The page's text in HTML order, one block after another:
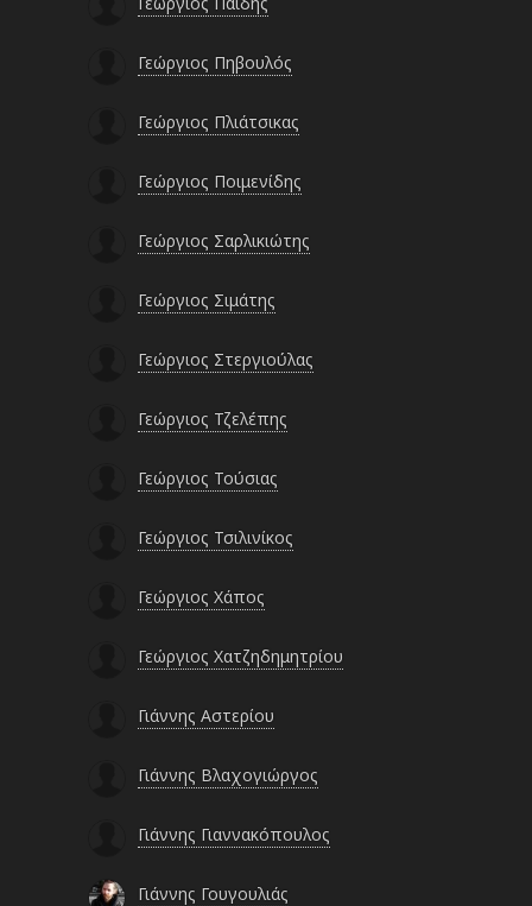
Γεώργιος Πηβουλός
Γεώργιος Πλιάτσικας
Γεώργιος Ποιμενίδης
Γεώργιος Σαρλικιώτης
Γεώργιος Σιμάτης
Γεώργιος Στεργιούλας
Γεώργιος Τζελέπης
Γεώργιος Τούσιας
Γεώργιος Τσιλινίκος
Γεώργιος Χάπος
Γεώργιος Χατζηδημητρίου
Γιάννης Αστερίου
Γιάννης Βλαχογιώργος
Γιάννης Γιαννακόπουλος
Γιάννης Γουγουλιάς